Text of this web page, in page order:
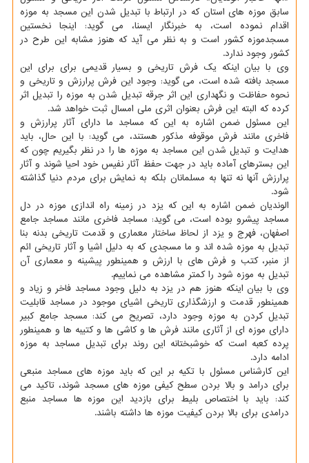
سابق موزه های استان که در ارتباط با تبدیل شدن این مسجد به موزه
اقدام نموده است، به خبرنگار ایسنا، می گوید: اینجا نخستین
مسجدموزه کشور است و به نظر می آید که هنوز مشابه این طرح در
کشور وجود ندارد.
وی با بیان اینکه یک فرش تاریخی و بسیار قدیمی برای برای این
مسجد بافته شده است، می گوید: وجود این فرش پرارزش و تاریخی و
نحوه حفاظت و نگهداری این اثر جرقه تبدیل شدن به موزه را تبدیل اثر
کرده که البته این فرش بعنوان اثری ملی امسال ثبت خواهد شد.
این مسئول ضمن اشاره به این که مساجد ما دارای آثار پرارزش و
فاخری مانند فرش موقوفه مذکور هستند، می گوید: با این حال، باید
هدایت و تبدیل شدن این مساجد به موزه ها را در نظر بگیریم چون که
این بسترهای آماده باید در جهت حفظ آثار نفیس خود احیا شوند و آثار
پرارزش آنها نه تنها به مسلمانان بلکه به نمایش برای مردم دنیا گذاشته
شود.
الوندیان ضمن اشاره به این که یزد در زمینه راه اندازی موزه در دل
مساجد پیشرو بوده است، می گوید: مساجد فاخری مانند مساجد جامع
اصفهان، فهرج و یزد از لحاظ ساختار معماری و قدمت تاریخی بدنه بنا
تبدیل به موزه شده اند و ما مسجدی که به دلیل اشیا و آثار تاریخی ائم
از منبر، کتب و فرش های با ارزش و همینطور پیشینه و معماری آن
تبدیل به موزه شود را کمتر مشاهده می نماییم.
وی با بیان اینکه هنوز هم در یزد به دلیل وجود مساجد فاخر و زیاد و
همینطور قدمت و ارزشگذاری تاریخی اشیای موجود در مساجد قابلیت
تبدیل کردن به موزه وجود دارد، تصریح می کند: مسجد جامع کبیر
دارای موزه ای از آثاری مانند فرش ها و کاشی ها و کتیبه ها و همینطور
پرده کعبه است که خوشبختانه این روند برای تبدیل مساجد به موزه
ادامه دارد.
این کارشناس مسئول با تکیه بر این که باید موزه های مساجد منبعی
برای درامد و بالا بردن سطح کیفی موزه های مسجد شوند، تاکید می
کند: باید با اختصاص بلیط برای بازدید این موزه ها مساجد منبع
درامدی برای بالا بردن کیفیت موزه ها داشته باشند.